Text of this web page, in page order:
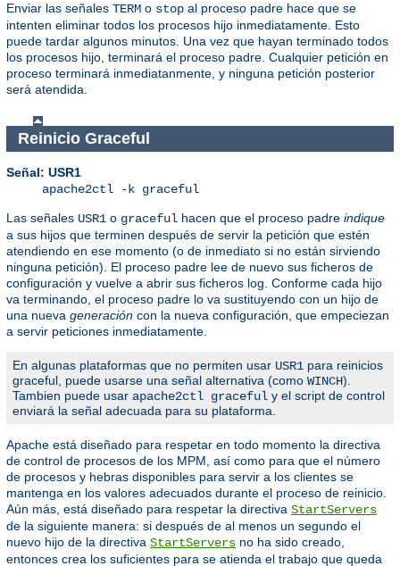
Enviar las señales TERM o stop al proceso padre hace que se
intenten eliminar todos los procesos hijo inmediatamente. Esto
puede tardar algunos minutos. Una vez que hayan terminado todos
los procesos hijo, terminará el proceso padre. Cualquier petición en
proceso terminará inmediatanmente, y ninguna petición posterior
será atendida.
Reinicio Graceful
Señal: USR1
apache2ctl -k graceful
Las señales USR1 o graceful hacen que el proceso padre indique
a sus hijos que terminen después de servir la petición que estén
atendiendo en ese momento (o de inmediato si no están sirviendo
ninguna petición). El proceso padre lee de nuevo sus ficheros de
configuración y vuelve a abrir sus ficheros log. Conforme cada hijo
va terminando, el proceso padre lo va sustituyendo con un hijo de
una nueva generación con la nueva configuración, que empeciezan
a servir peticiones inmediatamente.
En algunas plataformas que no permiten usar USR1 para reinicios
graceful, puede usarse una señal alternativa (como WINCH).
Tambien puede usar apache2ctl graceful y el script de control
enviará la señal adecuada para su plataforma.
Apache está diseñado para respetar en todo momento la directiva
de control de procesos de los MPM, así como para que el número
de procesos y hebras disponibles para servir a los clientes se
mantenga en los valores adecuados durante el proceso de reinicio.
Aún más, está diseñado para respetar la directiva StartServers
de la siguiente manera: si después de al menos un segundo el
nuevo hijo de la directiva StartServers no ha sido creado,
entonces crea los suficientes para se atienda el trabajo que queda